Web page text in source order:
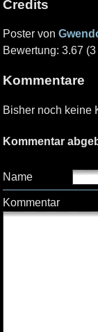
Credits
Poster von
Bewertung: 3.67
Kommentare
Bisher noch keine
Kommentar
Name
Kommentar